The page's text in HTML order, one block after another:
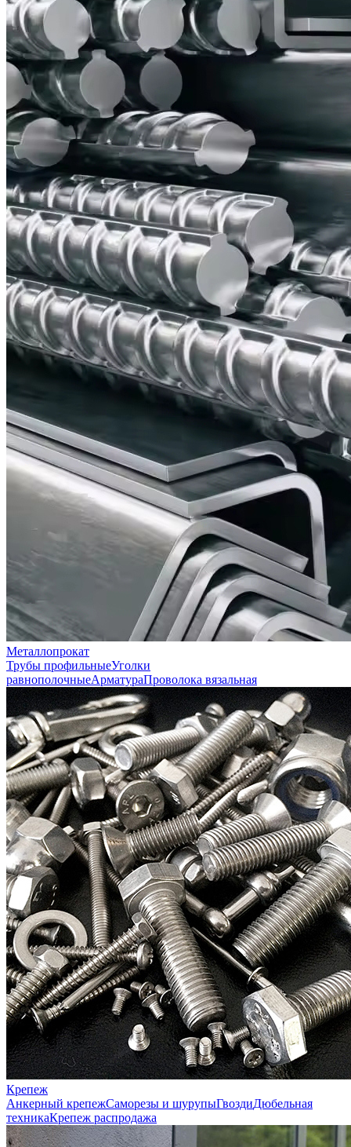
Металлопрокат
Трубы профильныеУголки
равнополочныеАрматураПроволока вязальная
Крепеж
Анкерный крепежСаморезы и шурупыГвоздиДюбельная
техникаКрепеж распродажа